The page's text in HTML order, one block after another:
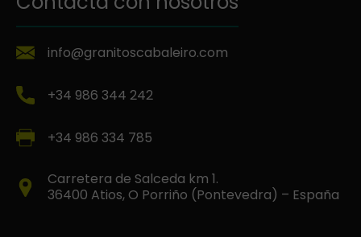
info@granitoscabaleiro.com
+34 986 344 242
+34 986 334 785
Carretera de Salceda km 1.
36400 Atios, O Porriño (Pontevedra) – España